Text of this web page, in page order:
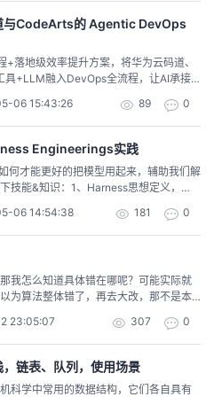
保障99.9%的请求在毫秒级延迟内得到响
，在数据治理与生命周期流转层面，核
价值随时间递减，成熟的存储架构必须建
设规则，系统能精准识别数据的“温度”，
访问或归档存储，使整体存储成本降低
或过期的历史快照，系统需执行严格的
度中枢。它让热数据跑在高速公路上，让
障极致AI性能的同时，实现了企业数据
与CodeArts的 Agentic DevOps
落地级效率提升方案，将华为云码道、
+LLM融入DevOps全流程，让AI承接
/ 运维人员解放出来聚焦核心业务值得持
技能&思想： 基础环境与资源准备：商
道生成Dockerfile文件： 代码推送： 流
06 15:43:26 89 0
Engineerings实践
何才能更好的把模型用起来，辅助我们解
技能&知识：1、Harness思想定义，
≈ 软件工程实践之于新员工。2、AI
者使用AI编程工具实现效能跃升3、一线
的系统工程，开发者软件开发流程的演
AI Agent 时代的工业化工程可能出现的
DevOps 实践， 从需求到PR 的端
06 14:54:38 181 0
我怎么知道具体错在哪呢？可能实际就
为算法整体错了，再去大改，那不是本
优化输出格式？？改了半天都是同一个
反馈信息有什么用，建议删了。。。。
23:05:07 307 0
链表、队列，使用场景
科学中常用的数据结构，它们各自具有